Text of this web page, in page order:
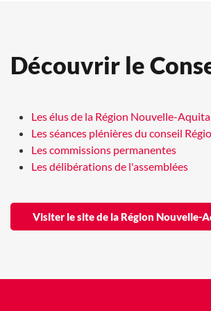
Découvrir le
Les élus de la Région Nouvelle-
Les séances plénières du conseil
Les commissions permanentes
Les délibérations de l'assemblées
Visiter le site de la Région Nouvelle-